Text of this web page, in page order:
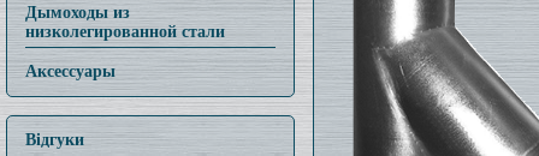
Дымоходы из
низколегированной стали
Аксессуары
Відгуки